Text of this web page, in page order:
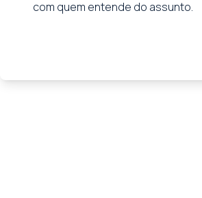
com quem entende do assunto.